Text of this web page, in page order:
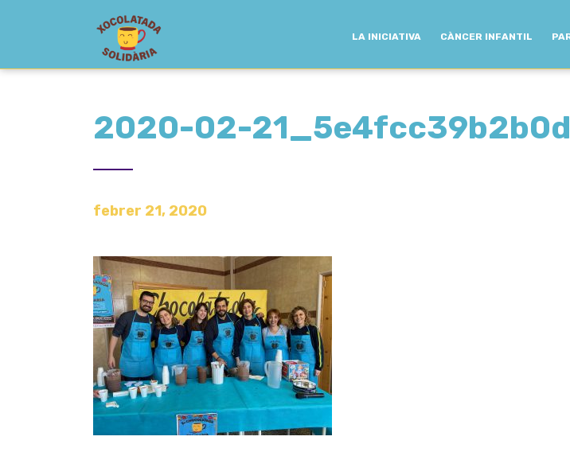
LA INICIATIVA CÀNCER INFANTIL
2020-02-
febrer 21, 2020